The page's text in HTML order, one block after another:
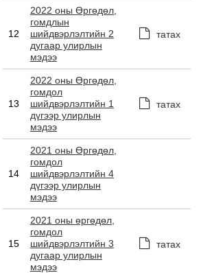
12
2022 оны Өргөдөл,
гомдлын
шийдвэрлэлтийн 2
дугаар улирлын
мэдээ
татах
13
2022 оны Өргөдөл,
гомдол
шийдвэрлэлтийн 1
дүгээр улирлын
мэдээ
татах
14
2021 оны Өргөдөл,
гомдол
шийдвэрлэлтийн 4
дүгээр улирлын
мэдээ
15
2021 оны өргөдөл,
гомдол
шийдвэрлэлтийн 3
дугаар улирлын
мэдээ
татах